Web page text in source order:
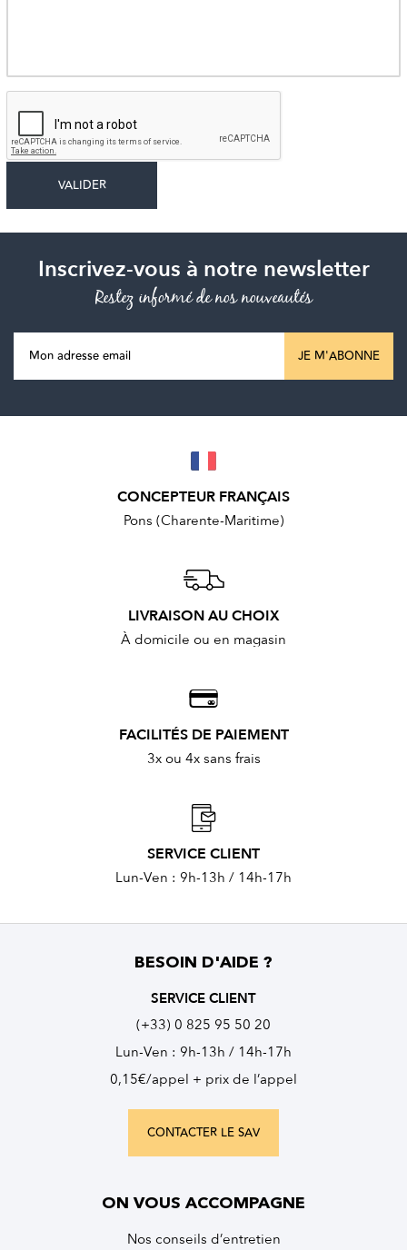
Inscrivez-vous à notre newsletter
Restez informé de nos nouveautés
JE M'ABONNE
CONCEPTEUR FRANÇAIS
Pons (Charente-Maritime)
LIVRAISON AU CHOIX
À domicile ou en magasin
FACILITÉS DE PAIEMENT
3x ou 4x sans frais
SERVICE CLIENT
Lun-Ven : 9h-13h / 14h-17h
BESOIN D'AIDE ?
SERVICE CLIENT
(+33) 0 825 95 50 20
Lun-Ven : 9h-13h / 14h-17h
0,15€/appel + prix de l’appel
CONTACTER LE SAV
ON VOUS ACCOMPAGNE
Nos conseils d’entretien